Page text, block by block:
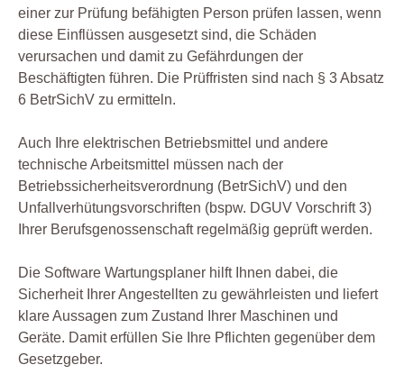
einer zur Prüfung befähigten Person prüfen lassen, wenn
diese Einflüssen ausgesetzt sind, die Schäden
verursachen und damit zu Gefährdungen der
Beschäftigten führen. Die Prüffristen sind nach § 3 Absatz
6 BetrSichV zu ermitteln.
Auch Ihre elektrischen Betriebsmittel und andere
technische Arbeitsmittel müssen nach der
Betriebssicherheitsverordnung (BetrSichV) und den
Unfallverhütungsvorschriften (bspw. DGUV Vorschrift 3)
Ihrer Berufsgenossenschaft regelmäßig geprüft werden.
Die Software Wartungsplaner hilft Ihnen dabei, die
Sicherheit Ihrer Angestellten zu gewährleisten und liefert
klare Aussagen zum Zustand Ihrer Maschinen und
Geräte. Damit erfüllen Sie Ihre Pflichten gegenüber dem
Gesetzgeber.